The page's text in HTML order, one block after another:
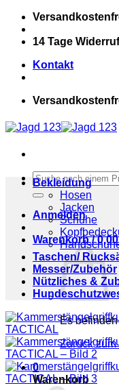
Zum
Inhalt
springen14 Tage
Kontakt
Suchen
nach:
Anmelden
Warenkorb /
Es
Zurück zum
0
Warenkorb
Bekleidung
Hosen
Jacken
Schuhe
Taschen/
Messer/Zubehör
Nützliches &